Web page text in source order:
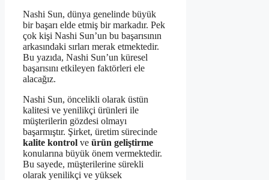
Nashi Sun, dünya genelinde büyük
bir başarı elde etmiş bir markadır. Pek
çok kişi Nashi Sun’un bu başarısının
arkasındaki sırları merak etmektedir.
Bu yazıda, Nashi Sun’un küresel
başarısını etkileyen faktörleri ele
alacağız.
Nashi Sun, öncelikli olarak üstün
kalitesi ve yenilikçi ürünleri ile
müşterilerin gözdesi olmayı
başarmıştır. Şirket, üretim sürecinde
kalite kontrol ve ürün geliştirme
konularına büyük önem vermektedir.
Bu sayede, müşterilerine sürekli
olarak yenilikçi ve yüksek